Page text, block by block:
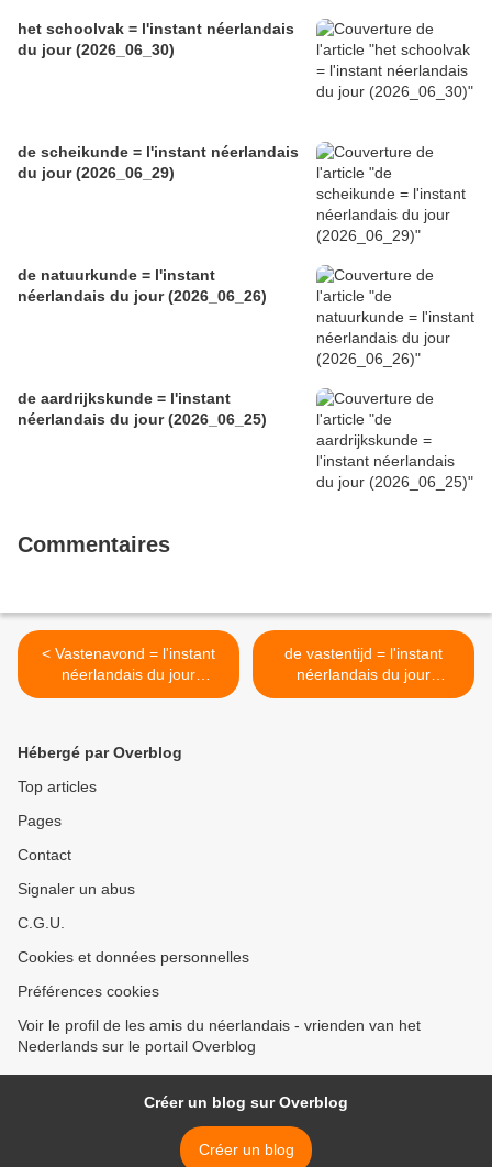
het schoolvak = l'instant néerlandais
du jour (2026_06_30)
de scheikunde = l'instant néerlandais
du jour (2026_06_29)
de natuurkunde = l'instant
néerlandais du jour (2026_06_26)
de aardrijkskunde = l'instant
néerlandais du jour (2026_06_25)
Commentaires
< Vastenavond = l'instant
néerlandais du jour
(2024_02_13)
de vastentijd = l'instant
néerlandais du jour
(2024_02_15) >
Hébergé par Overblog
Top articles
Pages
Contact
Signaler un abus
C.G.U.
Cookies et données personnelles
Préférences cookies
Voir le profil de les amis du néerlandais - vrienden van het
Nederlands sur le portail Overblog
Créer un blog sur Overblog
Créer un blog